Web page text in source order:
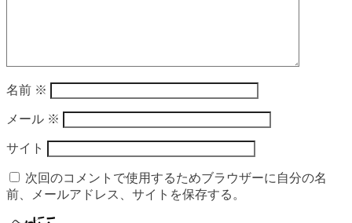
名前 ※
メール ※
サイト
次回のコメントで使用するためブラウザーに自分の名
前、メールアドレス、サイトを保存する。